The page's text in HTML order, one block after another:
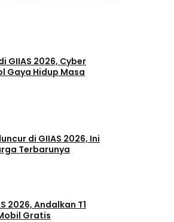
GIIAS 2026, Cyber
Gaya Hidup Masa
di GIIAS 2026, Ini
Terbarunya
2026, Andalkan T1
Gratis